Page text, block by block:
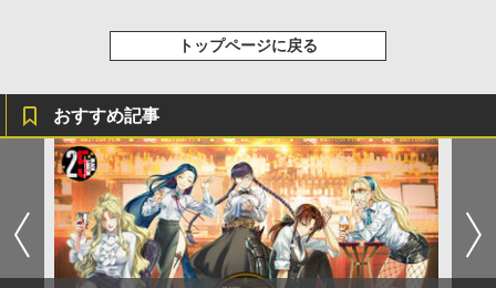
トップページに戻る
おすすめ記事